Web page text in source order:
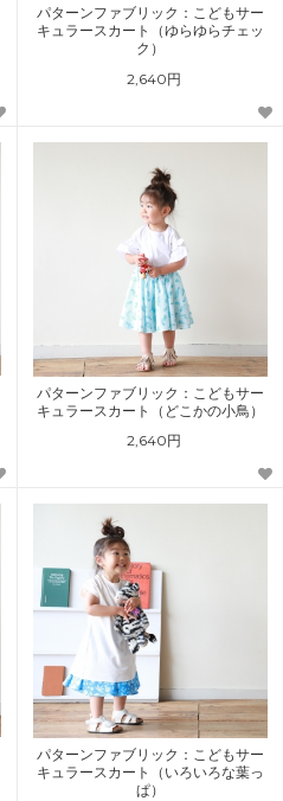
パターンファブリック：こどもサー
キュラースカート（ゆらゆらチェッ
ク）
2,640円
パターンファブリック：こどもサー
キュラースカート（どこかの小鳥）
2,640円
パターンファブリック：こどもサー
キュラースカート（いろいろな葉っ
ぱ）